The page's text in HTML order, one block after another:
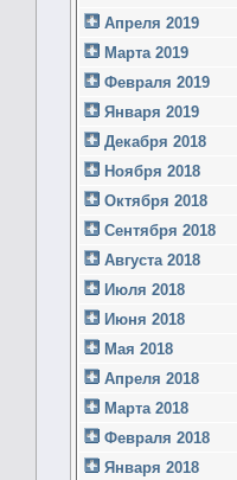
Апреля 2019
Марта 2019
Февраля 2019
Января 2019
Декабря 2018
Ноября 2018
Октября 2018
Сентября 2018
Августа 2018
Июля 2018
Июня 2018
Мая 2018
Апреля 2018
Марта 2018
Февраля 2018
Января 2018